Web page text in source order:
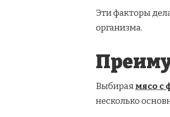
Эти факторы
организма.
Выбираямясо с
несколько